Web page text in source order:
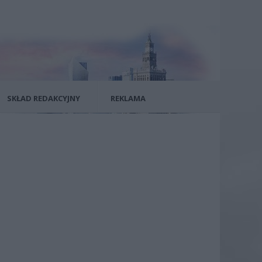
SKŁAD REDAKCYJNY REKLAMA